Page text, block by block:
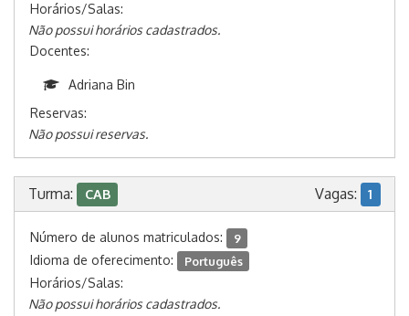
Horários/Salas:
Não possui horários cadastrados.
Docentes:
Adriana Bin
Reservas:
Não possui reservas.
Turma: CAB Vagas: 1
Número de alunos matriculados: 9
Idioma de oferecimento: Português
Horários/Salas:
Não possui horários cadastrados.